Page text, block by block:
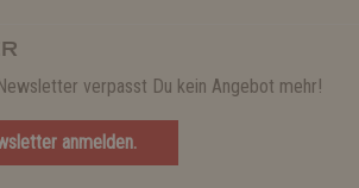
verpasst Du kein Angebot mehr!
anmelden.